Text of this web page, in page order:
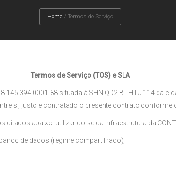
Home / Termos de Serviço
Termos de Serviço (TOS) e SLA
08.145.394.0001-88 situada à SHN QD2 BL H LJ 114 da
si, justo e contratado o presente contrato conforme
abaixo, utilizando-se da infraestrutura da
de dados (regime compartilhado);